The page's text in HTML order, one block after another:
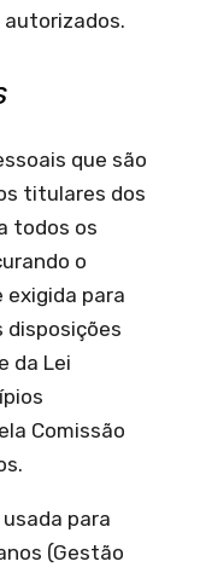
que são
titulares dos
todos os
o
exigida para
disposições
da Lei
Comissão
para
(Gestão